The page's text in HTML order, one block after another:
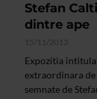
Stefan
dintre ape
15/11/2013
Expozitia
extraordinara
semnate de